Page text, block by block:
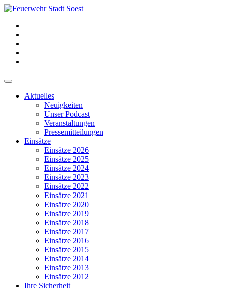
Aktuelles
Neuigkeiten
Unser Podcast
Veranstaltungen
Pressemitteilungen
Einsätze
Einsätze 2026
Einsätze 2025
Einsätze 2024
Einsätze 2023
Einsätze 2022
Einsätze 2021
Einsätze 2020
Einsätze 2019
Einsätze 2018
Einsätze 2017
Einsätze 2016
Einsätze 2015
Einsätze 2014
Einsätze 2013
Einsätze 2012
Ihre Sicherheit